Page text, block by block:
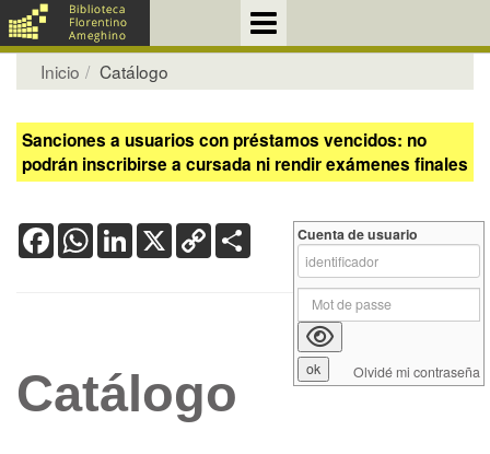
Inicio Catálogo
Sanciones a usuarios con préstamos vencidos: no
podrán inscribirse a cursada ni rendir exámenes finales
FacebookWhatsApp
LinkedIn
X Copy
Link
Catálogo
Cuenta de usuario
Olvidé mi contraseña